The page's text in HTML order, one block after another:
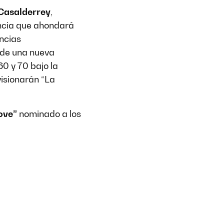
,
que ahondará
una nueva
y 70 bajo la
“La
nominado a los